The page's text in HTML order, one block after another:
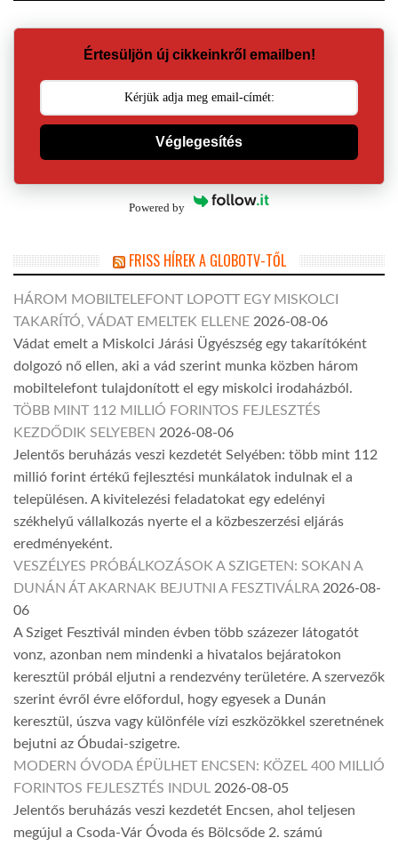
Értesüljön új cikkeinkről emailben!
Véglegesítés
Powered by
FRISS HÍREK A GLOBOTV-TŐL
HÁROM MOBILTELEFONT LOPOTT EGY MISKOLCI
TAKARÍTÓ, VÁDAT EMELTEK ELLENE 2026-08-06
Vádat emelt a Miskolci Járási Ügyészség egy takarítóként
dolgozó nő ellen, aki a vád szerint munka közben három
mobiltelefont tulajdonított el egy miskolci irodaházból.
TÖBB MINT 112 MILLIÓ FORINTOS FEJLESZTÉS
KEZDŐDIK SELYEBEN 2026-08-06
Jelentős beruházás veszi kezdetét Selyében: több mint 112
millió forint értékű fejlesztési munkálatok indulnak el a
településen. A kivitelezési feladatokat egy edelényi
székhelyű vállalkozás nyerte el a közbeszerzési eljárás
eredményeként.
VESZÉLYES PRÓBÁLKOZÁSOK A SZIGETEN: SOKAN A
DUNÁN ÁT AKARNAK BEJUTNI A FESZTIVÁLRA 2026-08-
06
A Sziget Fesztivál minden évben több százezer látogatót
vonz, azonban nem mindenki a hivatalos bejáratokon
keresztül próbál eljutni a rendezvény területére. A szervezők
szerint évről évre előfordul, hogy egyesek a Dunán
keresztül, úszva vagy különféle vízi eszközökkel szeretnének
bejutni az Óbudai-szigetre.
MODERN ÓVODA ÉPÜLHET ENCSEN: KÖZEL 400 MILLIÓ
FORINTOS FEJLESZTÉS INDUL 2026-08-05
Jelentős beruházás veszi kezdetét Encsen, ahol teljesen
megújul a Csoda-Vár Óvoda és Bölcsőde 2. számú